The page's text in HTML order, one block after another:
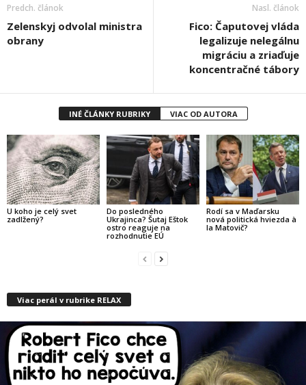
Predch. článok
Zelenskyj odvolal ministra
obrany
Nasl. článok
Fico: Čaputovej vláda
legalizuje nelegálnu
migráciu a zriaďuje
koncentračné tábory
INÉ ČLÁNKY RUBRIKY VIAC OD AUTORA
U koho je celý svet
zadlžený?
Do posledného
Ukrajinca? Šutaj Eštok
ostro reaguje na
rozhodnutie EÚ
Rodí sa v Maďarsku
nová politická hviezda à
la Matovič?
Viac perál v rubrike RELAX